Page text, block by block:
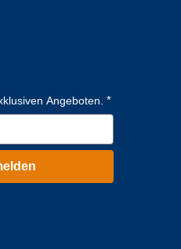
Angeboten.